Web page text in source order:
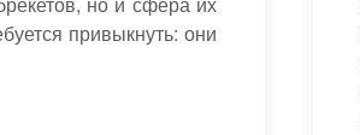
привыкнуть: они